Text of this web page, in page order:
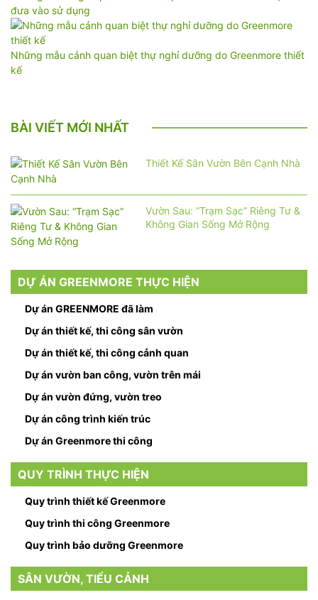
đưa vào sử dụng
Những mẫu cảnh quan biệt thự nghỉ dưỡng do Greenmore thiết
kế
BÀI VIẾT MỚI NHẤT
Thiết Kế Sân Vườn Bên Cạnh Nhà
Vườn Sau: “Trạm Sạc” Riêng Tư &
Không Gian Sống Mở Rộng
DỰ ÁN GREENMORE THỰC HIỆN
Dự án GREENMORE đã làm
Dự án thiết kế, thi công sân vườn
Dự án thiết kế, thi công cảnh quan
Dự án vườn ban công, vườn trên mái
Dự án vườn đứng, vườn treo
Dự án công trình kiến trúc
Dự án Greenmore thi công
QUY TRÌNH THỰC HIỆN
Quy trình thiết kế Greenmore
Quy trình thi công Greenmore
Quy trình bảo dưỡng Greenmore
SÂN VƯỜN, TIỂU CẢNH